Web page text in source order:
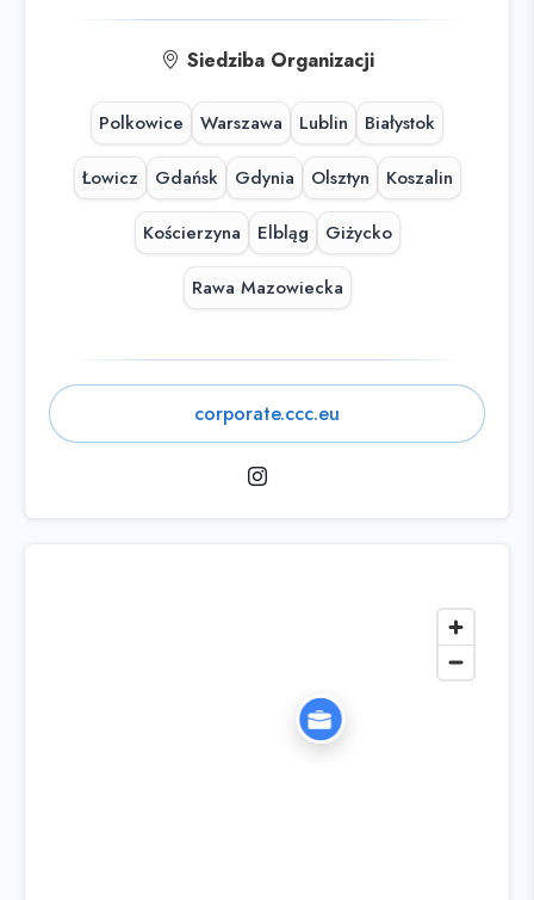
Siedziba Organizacji
Polkowice Warszawa Lublin Białystok
Łowicz Gdańsk Gdynia Olsztyn Koszalin
Kościerzyna Elbląg Giżycko
Rawa Mazowiecka
corporate.ccc.eu